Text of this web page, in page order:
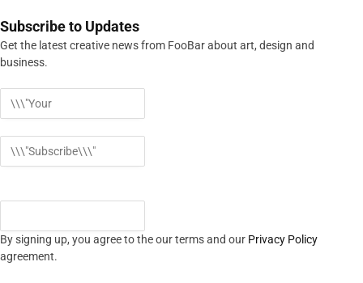
Subscribe to Updates
Get the latest creative news from FooBar about art, design and
business.
By signing up, you agree to the our terms and our Privacy Policy
agreement.